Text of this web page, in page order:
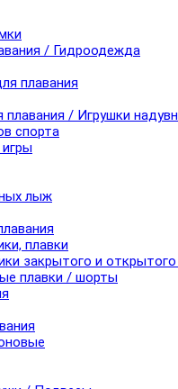
/ Гидроодежда
плавания
/ Игрушки
спорта
лыж
плавки
закрытого и
плавки / шорты